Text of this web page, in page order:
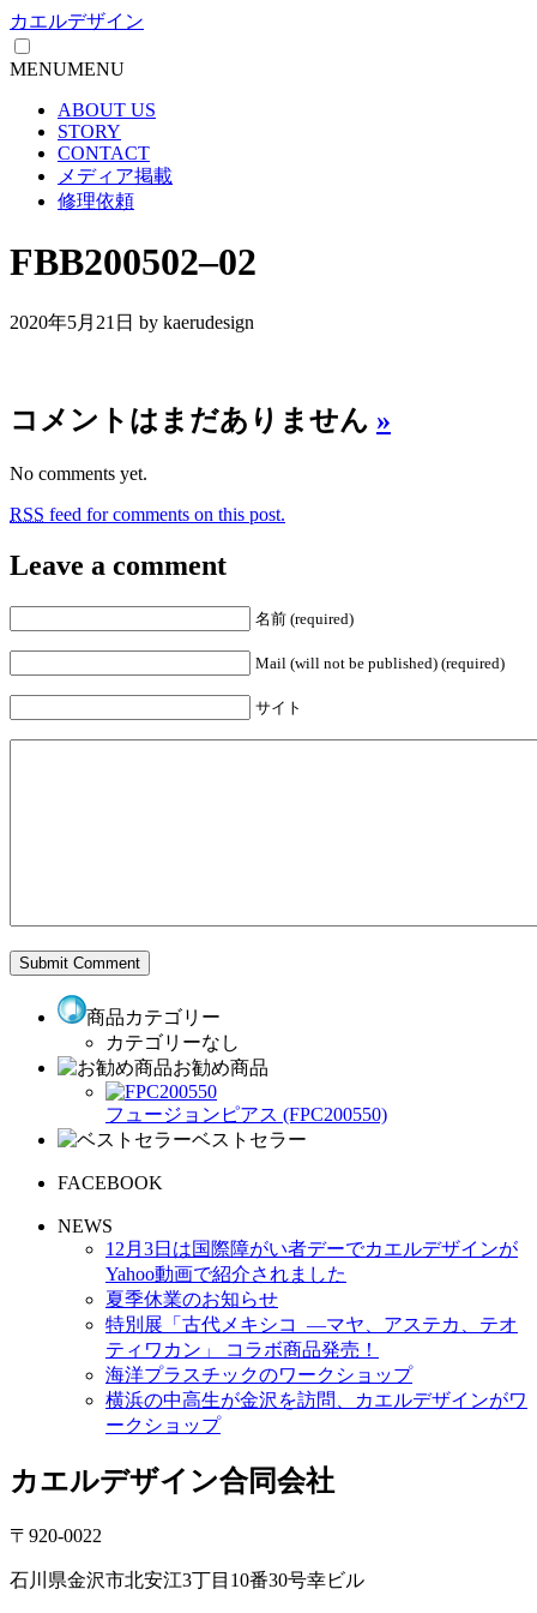
カエルデザイン
MENUMENU
ABOUT US
STORY
CONTACT
メディア掲載
修理依頼
FBB200502–02
2020年5月21日 by kaerudesign
コメントはまだありません »
No comments yet.
RSS feed for comments on this post.
Leave a comment
名前 (required)
Mail (will not be published) (required)
サイト
商品カテゴリー
カテゴリーなし
お勧め商品
フュージョンピアス (FPC200550)
ベストセラー
FACEBOOK
NEWS
12月3日は国際障がい者デーでカエルデザインが
Yahoo動画で紹介されました
夏季休業のお知らせ
特別展「古代メキシコ ―マヤ、アステカ、テオ
ティワカン」 コラボ商品発売！
海洋プラスチックのワークショップ
横浜の中高生が金沢を訪問、カエルデザインがワ
ークショップ
カエルデザイン合同会社
〒920-0022
石川県金沢市北安江3丁目10番30号幸ビル